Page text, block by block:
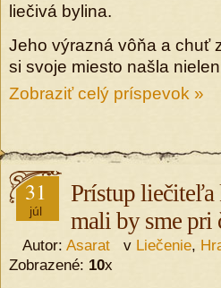
liečivá bylina.
Jeho výrazná vôňa a chuť
si svoje miesto našla
Zobraziť celý príspevok »
31
júl
Prístup
mali by sme pri
Autor: Asarat v Liečenie,
Zobrazené: 10x